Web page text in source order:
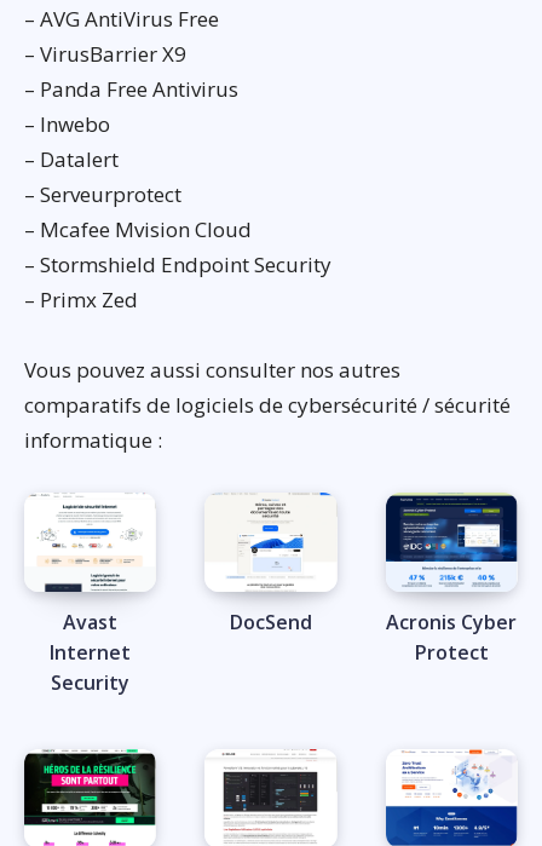
– AVG AntiVirus Free
– VirusBarrier X9
– Panda Free Antivirus
– Inwebo
– Datalert
– Serveurprotect
– Mcafee Mvision Cloud
– Stormshield Endpoint Security
– Primx Zed
Vous pouvez aussi consulter nos autres
comparatifs de logiciels de cybersécurité / sécurité
informatique :
Avast
Internet
Security
DocSend
Acronis Cyber
Protect